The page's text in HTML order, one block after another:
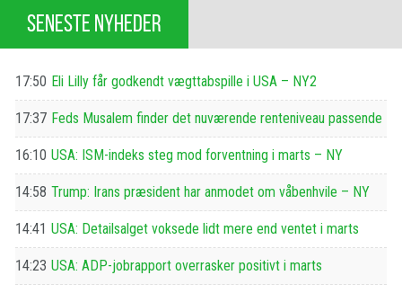
SENESTE NYHEDER
17:50 Eli Lilly får godkendt vægttabspille i USA – NY2
17:37 Feds Musalem finder det nuværende renteniveau passende
16:10 USA: ISM-indeks steg mod forventning i marts – NY
14:58 Trump: Irans præsident har anmodet om våbenhvile – NY
14:41 USA: Detailsalget voksede lidt mere end ventet i marts
14:23 USA: ADP-jobrapport overrasker positivt i marts